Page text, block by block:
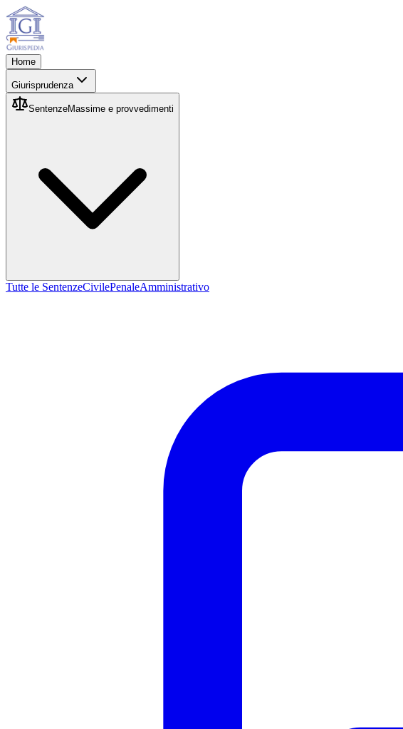
Home
Giurisprudenza
SentenzeMassime e provvedimenti
Tutte le SentenzeCivilePenaleAmministrativo